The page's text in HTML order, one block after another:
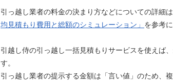
引っ越し業者の料金の決まり方などについての詳細は
均見積もり費用と総額のシミュレーション」 を参考
引越し侍の引っ越し一括見積もりサービスを使えば
す。
引っ越し業者の提示する金額は「言い値」のため、